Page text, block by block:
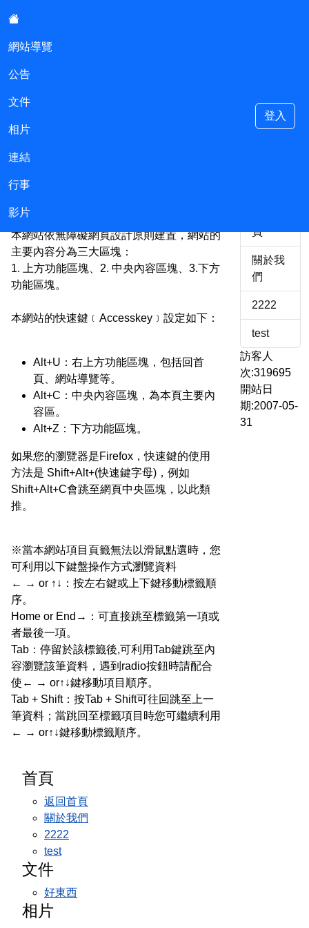
網站導覽
公告
文件
相片
連結
行事
影片
登入
本網站依無障礙網頁設計原則建置，網站的
主要內容分為三大區塊：
1. 上方功能區塊、2. 中央內容區塊、3.下方
功能區塊。
本網站的快速鍵﹝Accesskey﹞設定如下：
Alt+U：右上方功能區塊，包括回首
頁、網站導覽等。
Alt+C：中央內容區塊，為本頁主要內
容區。
Alt+Z：下方功能區塊。
如果您的瀏覽器是Firefox，快速鍵的使用
方法是 Shift+Alt+(快速鍵字母)，例如
Shift+Alt+C會跳至網頁中央區塊，以此類
推。
※當本網站項目頁籤無法以滑鼠點選時，您
可利用以下鍵盤操作方式瀏覽資料
← → or ↑↓：按左右鍵或上下鍵移動標籤順
序。
Home or End→：可直接跳至標籤第一項或
者最後一項。
Tab：停留於該標籤後,可利用Tab鍵跳至內
容瀏覽該筆資料，遇到radio按鈕時請配合
使← → or↑↓鍵移動項目順序。
Tab + Shift：按Tab + Shift可往回跳至上一
筆資料；當跳回至標籤項目時您可繼續利用
← → or↑↓鍵移動標籤順序。
首頁
返回首頁
關於我們
2222
test
文件
好東西
相片
頁
關於我
們
2222
test
訪客人
次:319695
開站日
期:2007-05-
31